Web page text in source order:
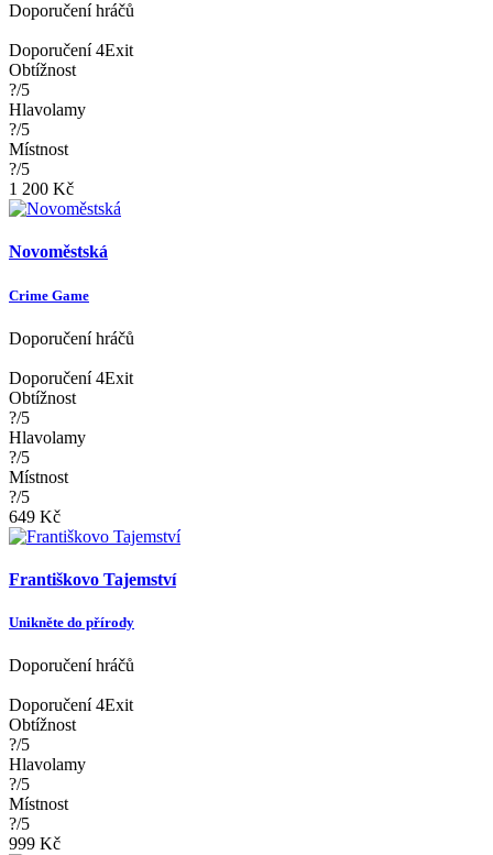
Doporučení hráčů
Doporučení 4Exit
Obtížnost
?/5
Hlavolamy
?/5
Místnost
?/5
1 200 Kč
Novoměstská
Crime Game
Doporučení hráčů
Doporučení 4Exit
Obtížnost
?/5
Hlavolamy
?/5
Místnost
?/5
649 Kč
Františkovo Tajemství
Unikněte do přírody
Doporučení hráčů
Doporučení 4Exit
Obtížnost
?/5
Hlavolamy
?/5
Místnost
?/5
999 Kč